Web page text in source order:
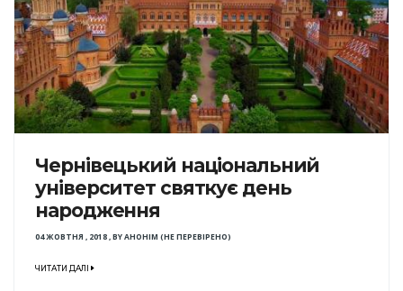
Чернівецький національний
університет святкує день
народження
04 ЖОВТНЯ , 2018,BYАНОНІМ (НЕ ПЕРЕВІРЕНО)
ЧИТАТИ ДАЛІ